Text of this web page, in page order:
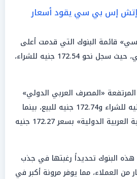
إتش إس بي سي يقود أسعار
قائمة البنوك التي قدمت أعلى
سعر لشراء الدينار الكويتي، حيث سجل نحو 172.54 جنيه للشراء،
«المصرف العربي الدولي»
الذي سجل نحو 172.41 جنيه للشراء و172.74 جنيه للبيع، بينما
جاء بنك «الشركة المصرفية العربية الدولية» بسعر 172.27 جنيه
البنوك تحديداً رغبتها في جذب
من العملاء، مما يوفر مرونة أكبر في